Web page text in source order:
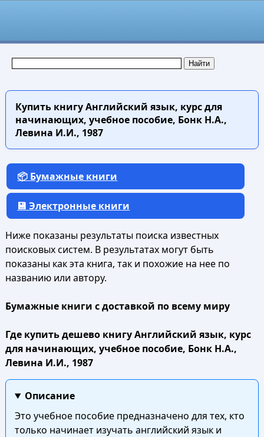
Купить книгуАнглийский язык, курс для
начинающих, учебное пособие, Бонк Н.А.,
Левина И.И., 1987
📦 Бумажные книги
💾 Электронные книги
Ниже показаны результаты поиска известных
поисковых систем. В результатах могут быть
показаны как эта книга, так и похожие на нее по
названию или автору.
Бумажные книги с доставкой по всему миру
Где купить дешево книгу Английский язык, курс
для начинающих, учебное пособие, Бонк Н.А.,
Левина И.И., 1987
Описание
Это учебное пособие предназначено для тех, кто
только начинает изучать английский язык и